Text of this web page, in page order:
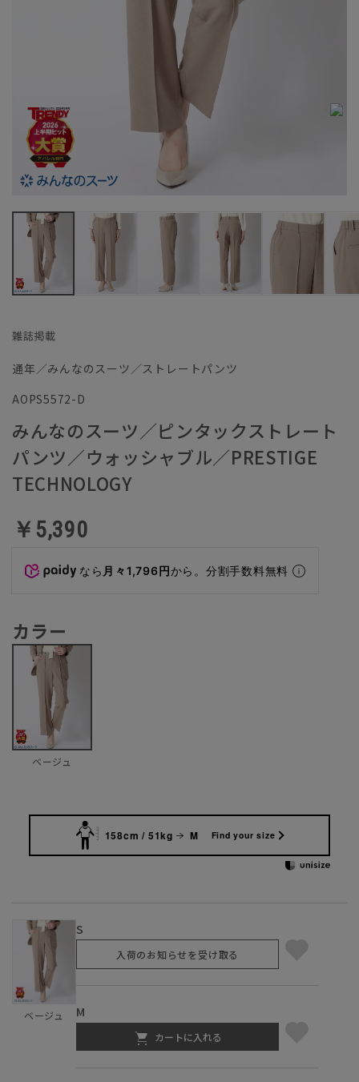
通年／みんなのスーツ／ストレートパンツ
AOPS5572-D
みんなのスーツ／ピンタックストレート
パンツ／ウォッシャブル／PRESTIGE
TECHNOLOGY
￥5,390
なら 月々1,796円から。分割手数料無料
カラー
ベージュ
158cm / 51kg M Find your size
ベージュ
S
入荷のお知らせを受け取る
M
カートに入れる